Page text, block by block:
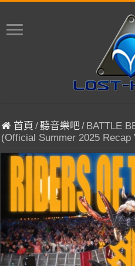
首頁 /聽音樂吧/ BATTLE
(Official Summer 2025 Recap